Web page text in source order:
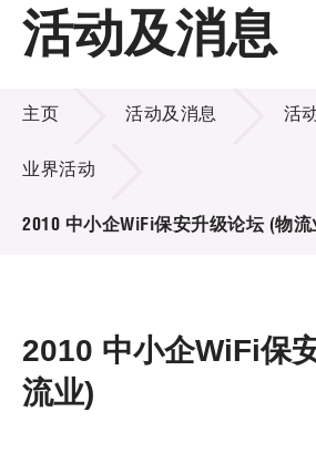
主页
关于LSCM
技术商品化
项目及资助计划
活动及消息
活动及消息
主页 活动及消息 活
业界活动
2010 中小企WiFi保安升级论坛 (物流
2010 中小企WiFi保
流业)